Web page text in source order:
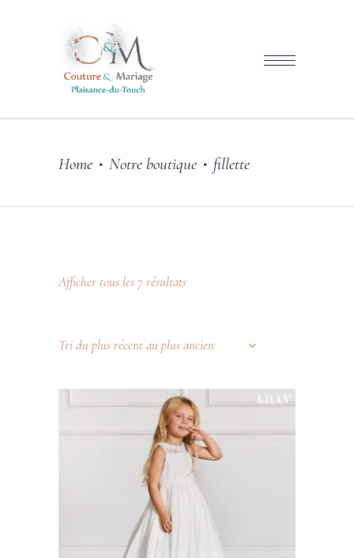
Home • Notre boutique • fillette
Afficher tous les 7 résultats
Tri du plus récent au plus ancien